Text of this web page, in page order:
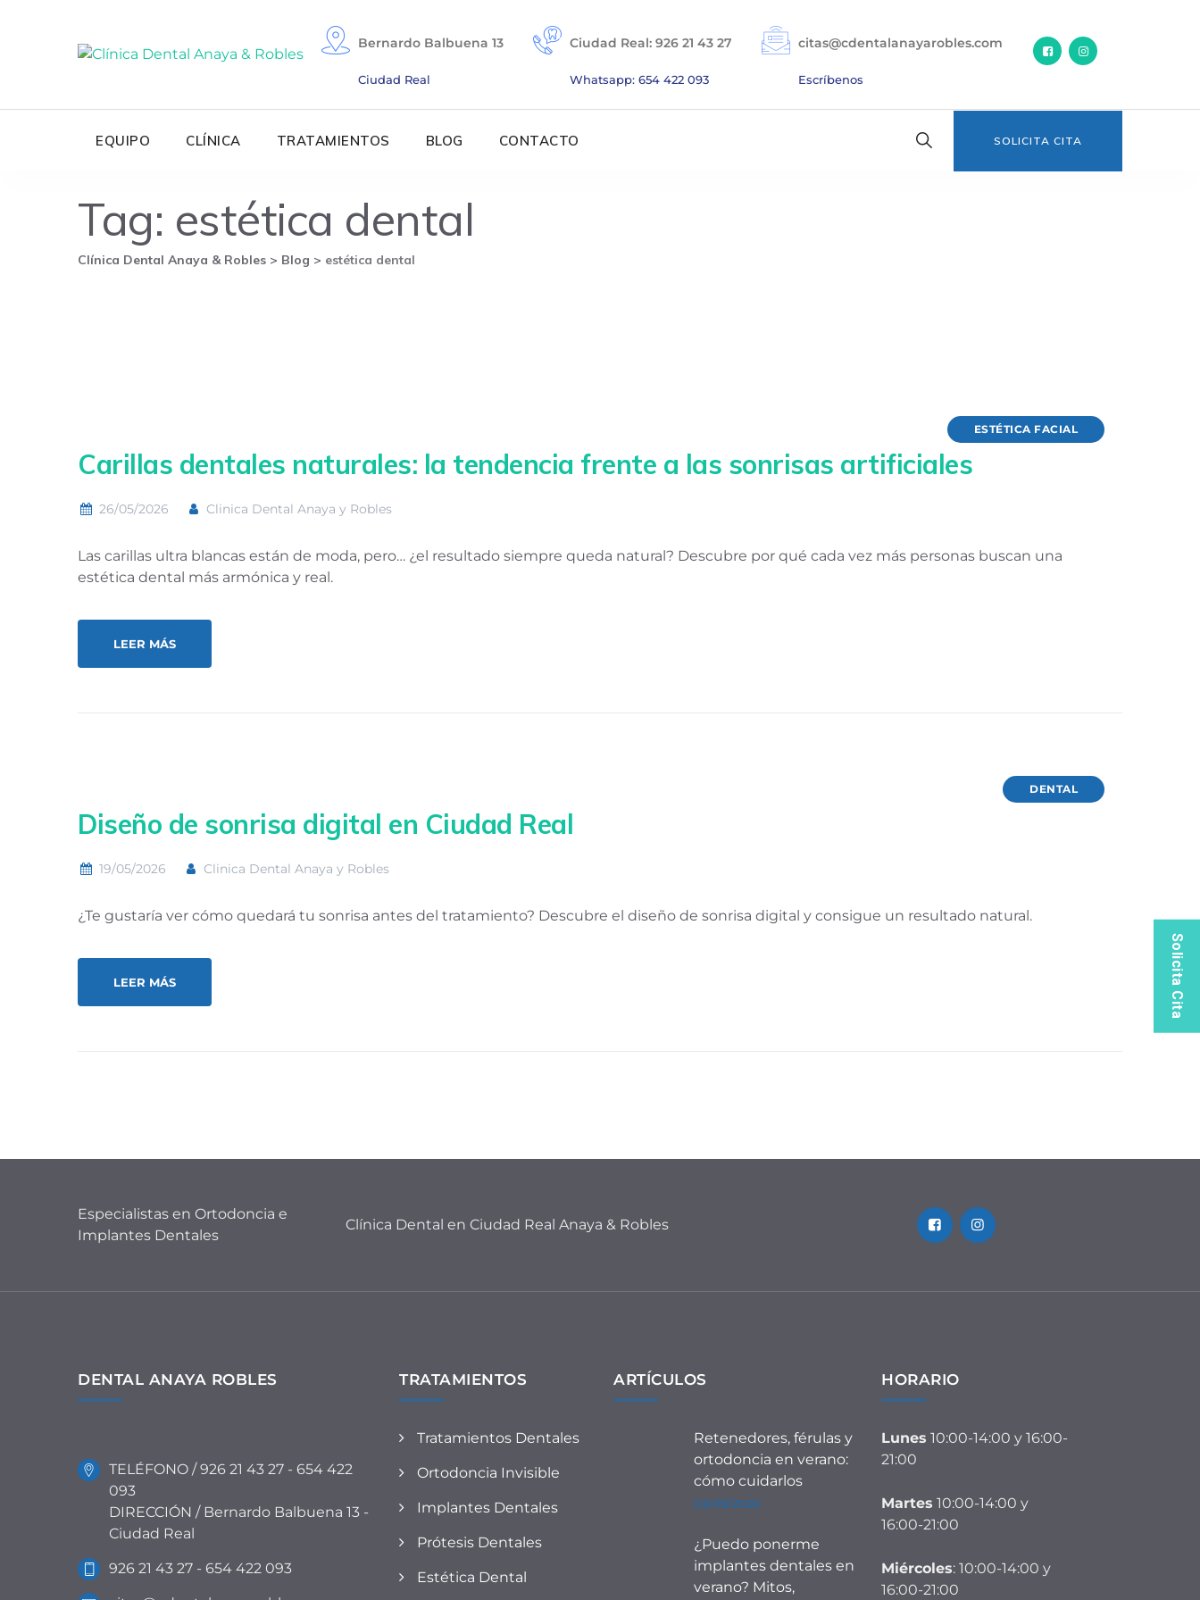
Bernardo Balbuena 13
Ciudad Real
Ciudad Real: 926 21 43 27
Whatsapp: 654 422 093
citas@cdentalanayarobles.com
Escríbenos
EQUIPO CLÍNICA TRATAMIENTOS BLOG CONTACTO SOLICITA CITA
Tag: estética dental
Clínica Dental Anaya & Robles > Blog > estética dental
ESTÉTICA FACIAL
Carillas dentales naturales: la tendencia frente a las sonrisas artificiales
26/05/2026 Clinica Dental Anaya y Robles
Las carillas ultra blancas están de moda, pero… ¿el resultado siempre queda natural? Descubre por qué cada vez más personas buscan una
estética dental más armónica y real.
LEER MÁS
DENTAL
Diseño de sonrisa digital en Ciudad Real
19/05/2026 Clinica Dental Anaya y Robles
¿Te gustaría ver cómo quedará tu sonrisa antes del tratamiento? Descubre el diseño de sonrisa digital y consigue un resultado natural.
LEER MÁS
Especialistas en Ortodoncia e
Implantes Dentales
Clínica Dental en Ciudad Real Anaya & Robles
DENTAL ANAYA ROBLES
TELÉFONO / 926 21 43 27 - 654 422
093
DIRECCIÓN / Bernardo Balbuena 13 -
Ciudad Real
926 21 43 27 - 654 422 093
TRATAMIENTOS
Tratamientos Dentales
Ortodoncia Invisible
Implantes Dentales
Prótesis Dentales
Estética Dental
ARTÍCULOS
Retenedores, férulas y
ortodoncia en verano:
cómo cuidarlos
03/08/2026
¿Puedo ponerme
implantes dentales en
verano? Mitos,
HORARIO
Lunes 10:00-14:00 y 16:00-
21:00
Martes 10:00-14:00 y
16:00-21:00
Miércoles: 10:00-14:00 y
16:00-21:00
Solicita Cita